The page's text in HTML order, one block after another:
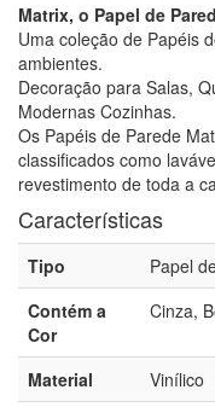
Matrix, o Papel de
Uma coleção de Papéis
ambientes.
Decoração para Salas,
Modernas Cozinhas.
Os Papéis de Parede
classificados como
revestimento de toda a
Características
Tipo
Papel
Contém a
Cor
Cinza,
Material
Vinílico